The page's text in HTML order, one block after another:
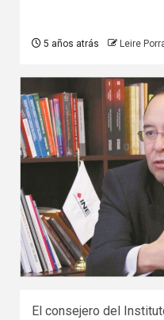
5 años atrás Leire
El consejero del